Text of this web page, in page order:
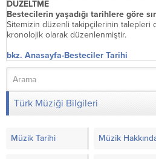
DÜZELTME
Bestecilerin yaşadığı tarihlere göre
Sitemizin düzenli takipçilerinin talepleri
kronolojik olarak düzenlenmiştir.
bkz. Anasayfa-Besteciler Tarihi
Türk Müziği Bilgileri
Müzik Tarihi Müzik